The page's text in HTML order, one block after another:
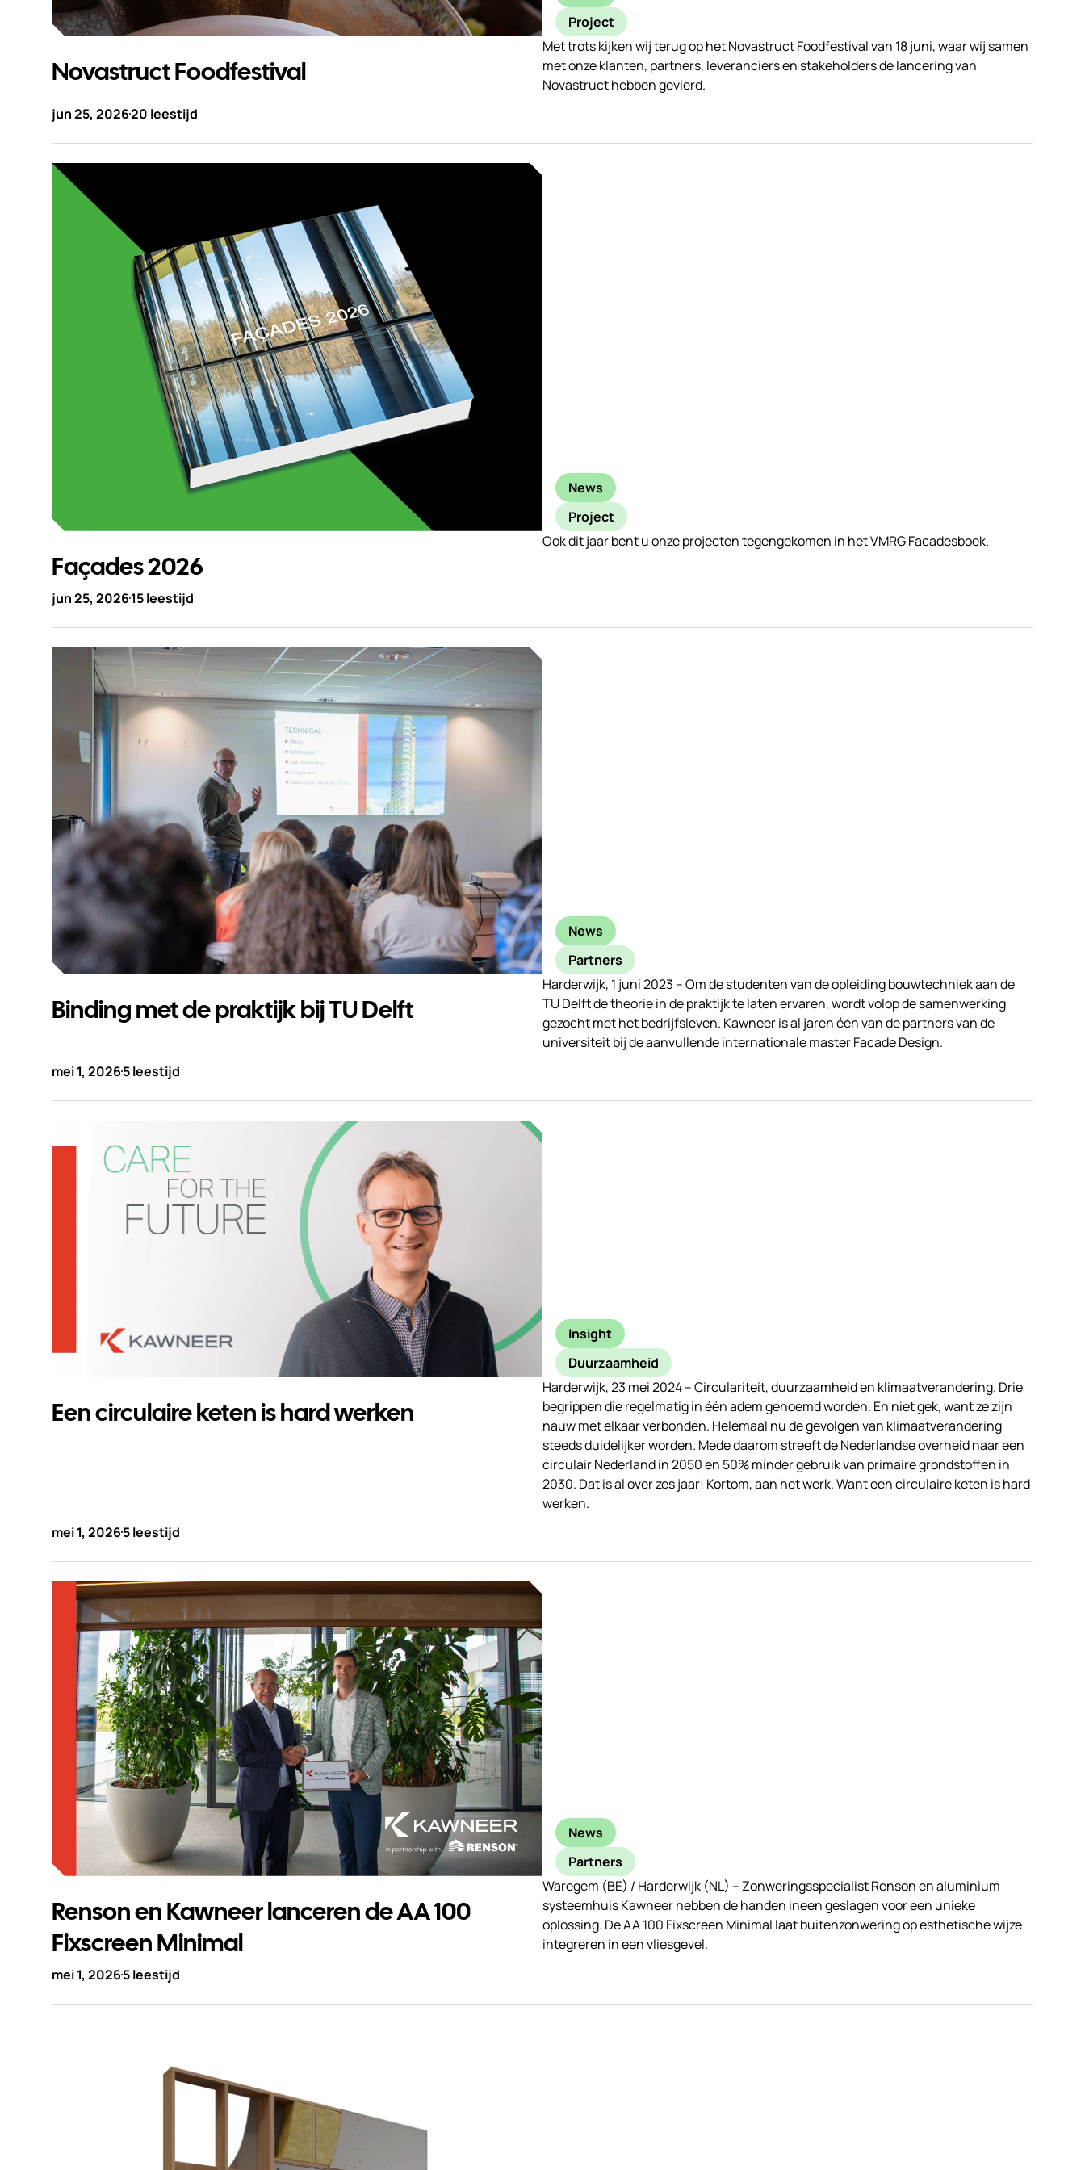
Project
Novastruct Foodfestival
Met trots kijken wij terug op het Novastruct Foodfestival van 18 juni, waar wij samen
met onze klanten, partners, leveranciers en stakeholders de lancering van
Novastruct hebben gevierd.
jun 25, 202620 leestijd
News
Project
Façades 2026
Ook dit jaar bent u onze projecten tegengekomen in het VMRG Facadesboek.
jun 25, 202615 leestijd
News
Partners
Binding met de praktijk bij TU Delft
Harderwijk, 1 juni 2023 – Om de studenten van de opleiding bouwtechniek aan de
TU Delft de theorie in de praktijk te laten ervaren, wordt volop de samenwerking
gezocht met het bedrijfsleven. Kawneer is al jaren één van de partners van de
universiteit bij de aanvullende internationale master Facade Design.
mei 1, 20265 leestijd
Insight
Duurzaamheid
Een circulaire keten is hard werken
Harderwijk, 23 mei 2024 – Circulariteit, duurzaamheid en klimaatverandering. Drie
begrippen die regelmatig in één adem genoemd worden. En niet gek, want ze zijn
nauw met elkaar verbonden. Helemaal nu de gevolgen van klimaatverandering
steeds duidelijker worden. Mede daarom streeft de Nederlandse overheid naar een
circulair Nederland in 2050 en 50% minder gebruik van primaire grondstoffen in
2030. Dat is al over zes jaar! Kortom, aan het werk. Want een circulaire keten is hard
werken.
mei 1, 20265 leestijd
News
Partners
Renson en Kawneer lanceren de AA 100
Fixscreen Minimal
Waregem (BE) / Harderwijk (NL) – Zonweringsspecialist Renson en aluminium
systeemhuis Kawneer hebben de handen ineen geslagen voor een unieke
oplossing. De AA 100 Fixscreen Minimal laat buitenzonwering op esthetische wijze
integreren in een vliesgevel.
mei 1, 20265 leestijd